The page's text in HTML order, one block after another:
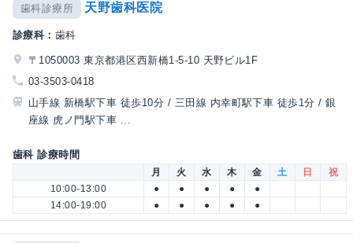
歯科診療所 天野歯科医院
診療科： 歯科
〒1050003 東京都港区西新橋1-5-10 天野ビル1F
03-3503-0418
山手線 新橋駅下車 徒歩10分 / 三田線 内幸町駅下車 徒歩1分 / 銀
座線 虎ノ門駅下車 ...
歯科 診療時間
月 火 水 木 金 土 日
祝
10:00-13:00
● ● ● ●
●
14:00-19:00
● ● ● ● ●